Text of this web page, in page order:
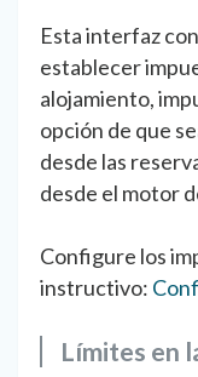
Esta interfaz
establecer
alojamiento,
opción de que
desde las
desde el motor
Configure los
instructivo:
Límites en